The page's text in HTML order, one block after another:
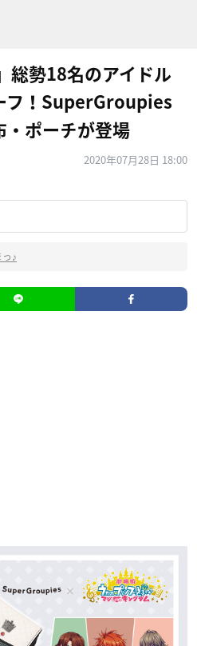
総勢18名のアイドル
フ！SuperGroupies
・ポーチが登場
2020年07月28日 18:00
♪